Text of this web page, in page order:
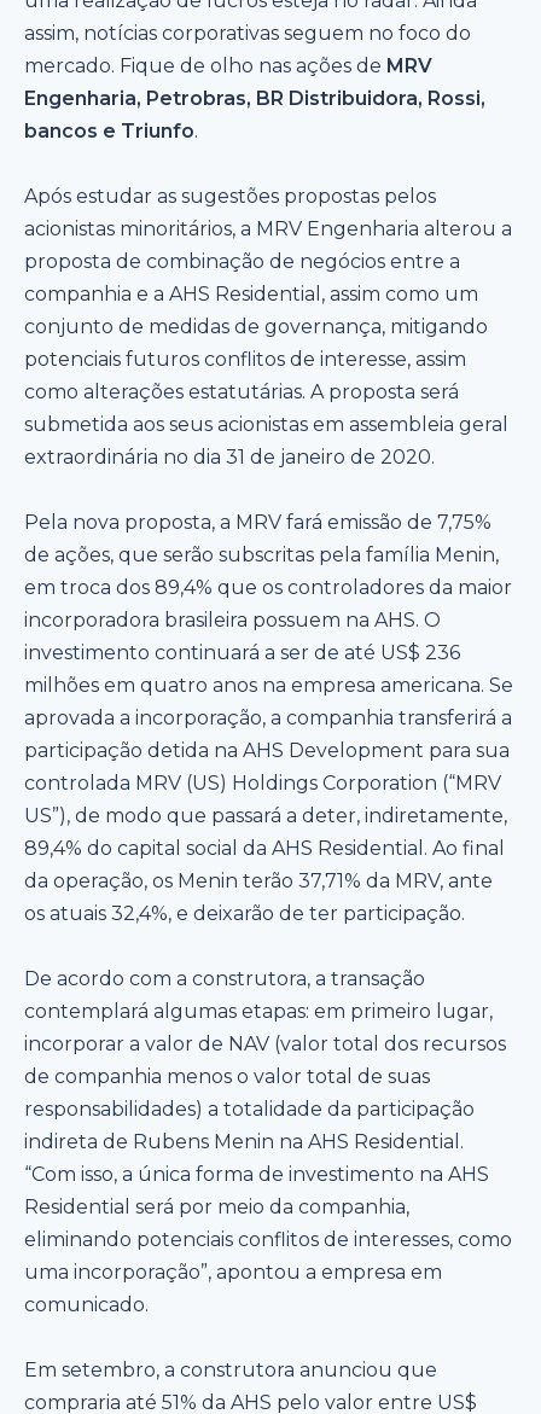
assim, notícias corporativas seguem no foco do
mercado. Fique de olho nas ações de MRV
Engenharia, Petrobras, BR Distribuidora, Rossi,
bancos e Triunfo.
Após estudar as sugestões propostas pelos
acionistas minoritários, a MRV Engenharia alterou a
proposta de combinação de negócios entre a
companhia e a AHS Residential, assim como um
conjunto de medidas de governança, mitigando
potenciais futuros conflitos de interesse, assim
como alterações estatutárias. A proposta será
submetida aos seus acionistas em assembleia geral
extraordinária no dia 31 de janeiro de 2020.
Pela nova proposta, a MRV fará emissão de 7,75%
de ações, que serão subscritas pela família Menin,
em troca dos 89,4% que os controladores da maior
incorporadora brasileira possuem na AHS. O
investimento continuará a ser de até US$ 236
milhões em quatro anos na empresa americana. Se
aprovada a incorporação, a companhia transferirá a
participação detida na AHS Development para sua
controlada MRV (US) Holdings Corporation (“MRV
US”), de modo que passará a deter, indiretamente,
89,4% do capital social da AHS Residential. Ao final
da operação, os Menin terão 37,71% da MRV, ante
os atuais 32,4%, e deixarão de ter participação.
De acordo com a construtora, a transação
contemplará algumas etapas: em primeiro lugar,
incorporar a valor de NAV (valor total dos recursos
de companhia menos o valor total de suas
responsabilidades) a totalidade da participação
indireta de Rubens Menin na AHS Residential.
“Com isso, a única forma de investimento na AHS
Residential será por meio da companhia,
eliminando potenciais conflitos de interesses, como
uma incorporação”, apontou a empresa em
comunicado.
Em setembro, a construtora anunciou que
compraria até 51% da AHS pelo valor entre US$